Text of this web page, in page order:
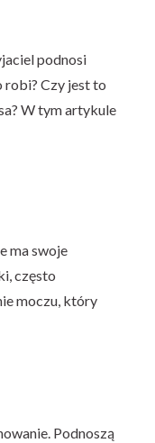
podnosi
robi? Czy jest to
W tym artykule
ma swoje
często
moczu, który
Podnoszą